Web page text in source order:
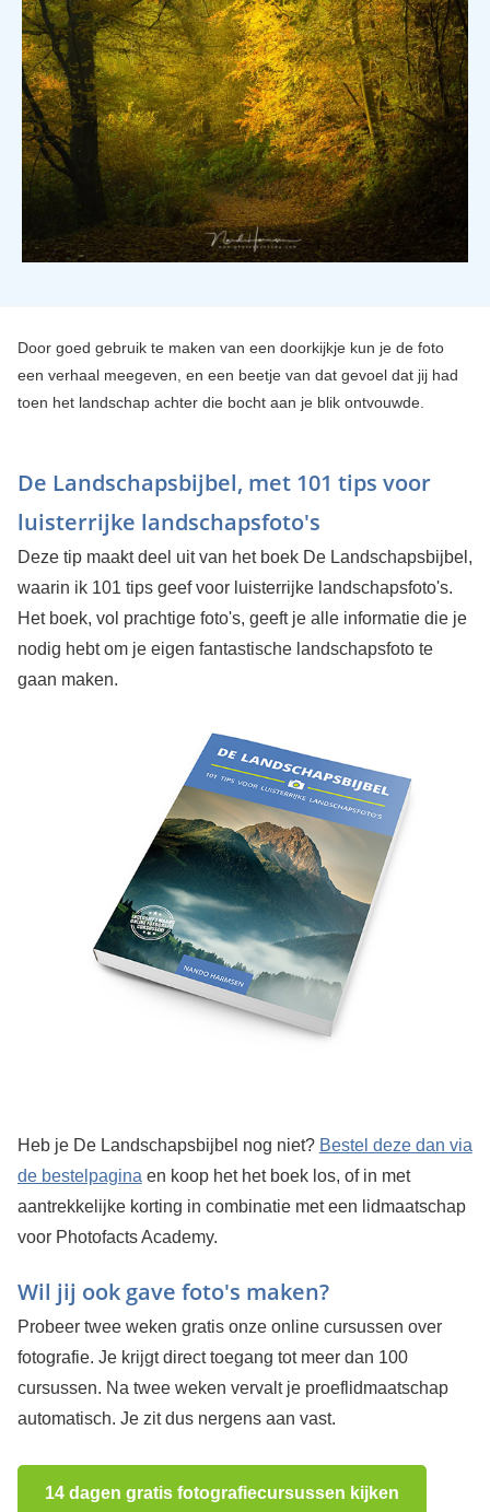
Door goed gebruik te maken van een doorkijkje kun je de foto
een verhaal meegeven, en een beetje van dat gevoel dat jij had
toen het landschap achter die bocht aan je blik ontvouwde.
De Landschapsbijbel, met 101 tips voor
luisterrijke landschapsfoto's
Deze tip maakt deel uit van het boek De Landschapsbijbel,
waarin ik 101 tips geef voor luisterrijke landschapsfoto's.
Het boek, vol prachtige foto's, geeft je alle informatie die je
nodig hebt om je eigen fantastische landschapsfoto te
gaan maken.
Heb je De Landschapsbijbel nog niet? Bestel deze dan via
de bestelpagina en koop het het boek los, of in met
aantrekkelijke korting in combinatie met een lidmaatschap
voor Photofacts Academy.
Wil jij ook gave foto's maken?
Probeer twee weken gratis onze online cursussen over
fotografie. Je krijgt direct toegang tot meer dan 100
cursussen. Na twee weken vervalt je proeflidmaatschap
automatisch. Je zit dus nergens aan vast.
14 dagen gratis fotografiecursussen kijken